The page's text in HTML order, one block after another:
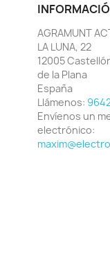
AGRAMUNT
LA LUNA, 22
12005
de la Plana
España
Llámenos:
Envíenos un
electrónico: